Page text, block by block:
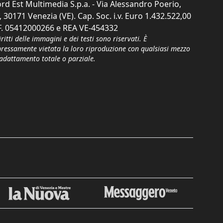
Est Multimedia S.p.a. - Via Alessandro Poerio,
30171 Venezia (VE). Cap. Soc. i.v. Euro 1.432.522,00
05412000266 e REA VE-454332
delle immagini e dei testi sono riservati. È
vietata la loro riproduzione con qualsiasi mezzo
totale o parziale.